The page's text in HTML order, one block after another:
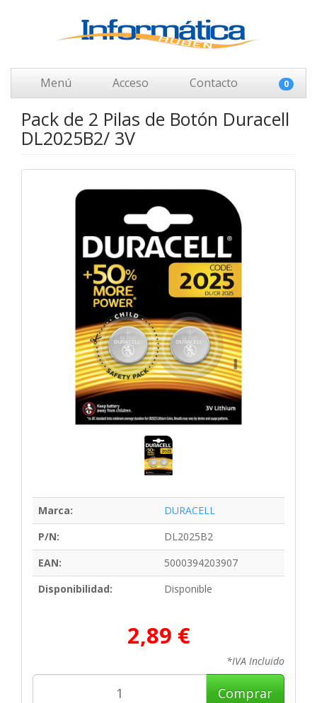
Menú Acceso Contacto 0
Pack de 2 Pilas de Botón Duracell
DL2025B2/ 3V
Marca:
DURACELL
P/N:
DL2025B2
EAN:
5000394203907
Disponibilidad:
Disponible
2,89 €
*IVA Incluido
Comprar